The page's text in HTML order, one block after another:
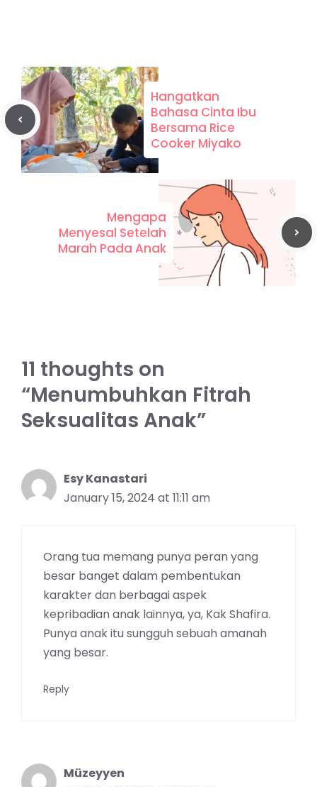
Hangatkan
Bahasa Cinta Ibu
Bersama Rice
Cooker Miyako
Mengapa
Menyesal Setelah
Marah Pada Anak
11 thoughts on
“Menumbuhkan Fitrah
Seksualitas Anak”
Esy Kanastari
January 15, 2024 at 11:11 am
Orang tua memang punya peran yang
besar banget dalam pembentukan
karakter dan berbagai aspek
kepribadian anak lainnya, ya, Kak Shafira.
Punya anak itu sungguh sebuah amanah
yang besar.
Reply
Müzeyyen